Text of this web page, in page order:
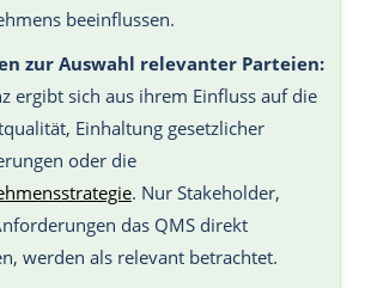
beeinflussen.
zur Auswahl relevanter Parteien:
ergibt sich aus ihrem Einfluss auf die
Einhaltung gesetzlicher
oder die
. Nur Stakeholder,
das QMS direkt
werden als relevant betrachtet.